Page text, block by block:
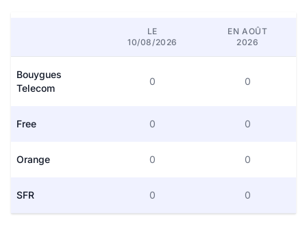
LE
10/08/2026
EN AOÛT
2026
Bouygues
Telecom
0 0
Free 0 0
Orange 0 0
SFR 0 0